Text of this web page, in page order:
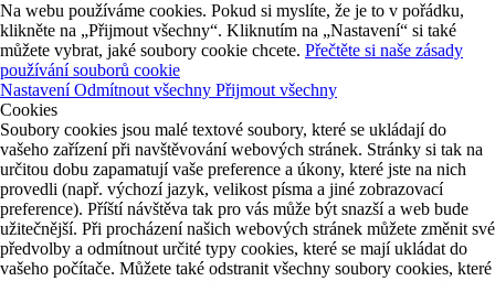
Na webu používáme cookies. Pokud si myslíte, že je to v pořádku,
klikněte na „Přijmout všechny“. Kliknutím na „Nastavení“ si také
můžete vybrat, jaké soubory cookie chcete. Přečtěte si naše zásady
používání souborů cookie
NastaveníOdmítnout všechny Přijmout všechny
Cookies
Soubory cookies jsou malé textové soubory, které se ukládají do
vašeho zařízení při navštěvování webových stránek. Stránky si tak na
určitou dobu zapamatují vaše preference a úkony, které jste na nich
provedli (např. výchozí jazyk, velikost písma a jiné zobrazovací
preference). Příští návštěva tak pro vás může být snazší a web bude
užitečnější. Při procházení našich webových stránek můžete změnit své
předvolby a odmítnout určité typy cookies, které se mají ukládat do
vašeho počítače. Můžete také odstranit všechny soubory cookies, které